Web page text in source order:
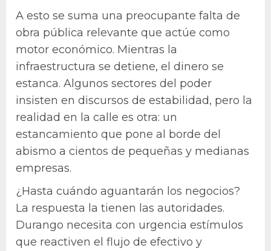
A esto se suma una preocupante falta de
obra pública relevante que actúe como
motor económico. Mientras la
infraestructura se detiene, el dinero se
estanca. Algunos sectores del poder
insisten en discursos de estabilidad, pero la
realidad en la calle es otra: un
estancamiento que pone al borde del
abismo a cientos de pequeñas y medianas
empresas.
¿Hasta cuándo aguantarán los negocios?
La respuesta la tienen las autoridades.
Durango necesita con urgencia estímulos
que reactiven el flujo de efectivo y